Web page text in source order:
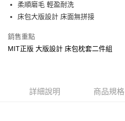
悠遊付
Google Pay
ATM付款
全家★依產品說明
柔順磨毛 輕盈耐洗
床包大版設計 床面無拼接
銷售重點
MIT正版 大版設計 床包枕套二件組
詳細說明 商品規格